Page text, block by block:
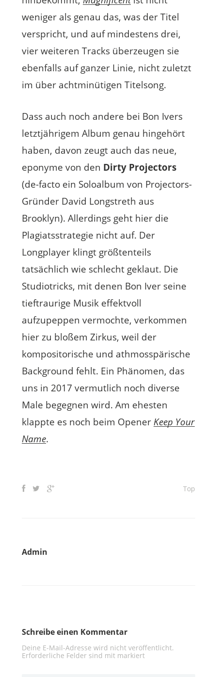
weniger als genau das, was der Titel
verspricht, und auf mindestens drei,
vier weiteren Tracks überzeugen sie
ebenfalls auf ganzer Linie, nicht zuletzt
im über achtminütigen Titelsong.
Dass auch noch andere bei Bon Ivers
letztjährigem Album genau hingehört
haben, davon zeugt auch das neue,
eponyme von den Dirty Projectors
(de-facto ein Soloalbum von Projectors-
Gründer David Longstreth aus
Brooklyn). Allerdings geht hier die
Plagiatsstrategie nicht auf. Der
Longplayer klingt größtenteils
tatsächlich wie schlecht geklaut. Die
Studiotricks, mit denen Bon Iver seine
tieftraurige Musik effektvoll
aufzupeppen vermochte, verkommen
hier zu bloßem Zirkus, weil der
kompositorische und athmosspärische
Background fehlt. Ein Phänomen, das
uns in 2017 vermutlich noch diverse
Male begegnen wird. Am ehesten
klappte es noch beim Opener Keep Your
Name.
Top
Admin
Schreibe einen Kommentar
Deine E-Mail-Adresse wird nicht veröffentlicht.
Erforderliche Felder sind mit markiert